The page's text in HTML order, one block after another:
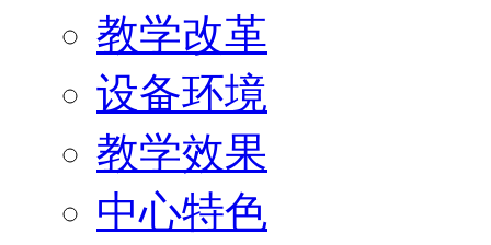
教学改革
设备环境
教学效果
中心特色